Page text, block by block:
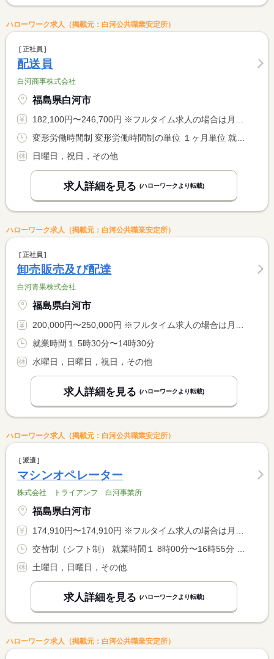
ハローワーク求人（掲載元：白河公共職業安定所）
正社員
配送員
白河商事株式会社
福島県白河市
182,100円〜246,700円 ※フルタイム求人の場合は月額（換算額）、パート求人の場合は時間額を表示しています。
日曜日，祝日，その他
求人詳細を見る (ハローワークより転載)
ハローワーク求人（掲載元：白河公共職業安定所）
正社員
卸売販売及び配達
白河青果株式会社
福島県白河市
200,000円〜250,000円 ※フルタイム求人の場合は月額（換算額）、パート求人の場合は時間額を表示しています。
就業時間１ 5時30分〜14時30分
水曜日，日曜日，祝日，その他
求人詳細を見る (ハローワークより転載)
ハローワーク求人（掲載元：白河公共職業安定所）
派遣
マシンオペレーター
株式会社 トライアンフ 白河事業所
福島県白河市
174,910円〜174,910円 ※フルタイム求人の場合は月額（換算額）、パート求人の場合は時間額を表示しています。
土曜日，日曜日，その他
求人詳細を見る (ハローワークより転載)
ハローワーク求人（掲載元：白河公共職業安定所）